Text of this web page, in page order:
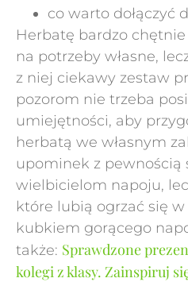
co warto dołączyć
Herbatę bardzo
na potrzeby własne,
z niej ciekawy zestaw
pozorom nie trzeba
umiejętności, aby
herbatą we własnym
upominek z pewnością
wielbicielom napoju,
które lubią ogrzać się
kubkiem gorącego
także: Sprawdzone
kolegi z klasy. Zainspiruj